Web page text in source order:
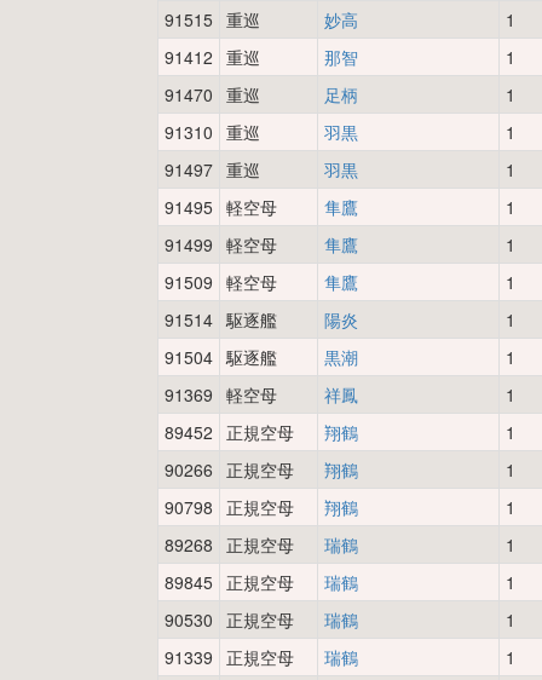
91515 重巡 妙高
1
91412 重巡 那智
1
91470 重巡 足柄
1
91310 重巡 羽黒
1
91497 重巡 羽黒
1
91495 軽空母 隼鷹
1
91499 軽空母 隼鷹
1
91509 軽空母 隼鷹
1
91514 駆逐艦 陽炎
1
91504 駆逐艦 黒潮
1
91369 軽空母 祥鳳
1
89452 正規空母 翔鶴
1
90266
正規空母 翔鶴
1
90798 正規空母 翔鶴
1
89268
正規空母 瑞鶴
1
89845 正規空母 瑞鶴
1
90530
正規空母 瑞鶴
1
91339 正規空母 瑞鶴
1